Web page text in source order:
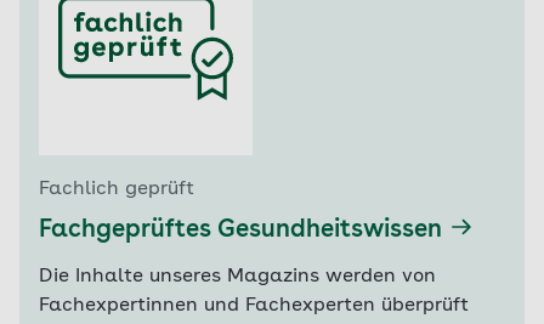
Fachlich geprüft
Fachgeprüftes Gesundheitswissen
Die Inhalte unseres Magazins werden von
Fachexpertinnen und Fachexperten überprüft